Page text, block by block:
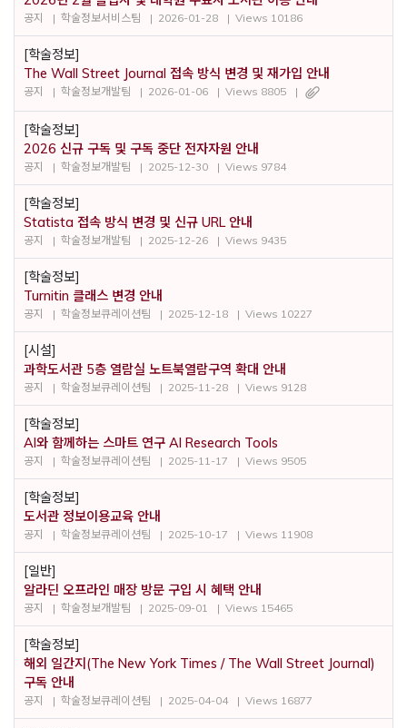
공지 학술정보서비스팀 2026-01-28 Views 10186
[학술정보]
The Wall Street Journal 접속 방식 변경 및 재가입 안내
공지 학술정보개발팀 2026-01-06 Views 8805
[학술정보]
2026 신규 구독 및 구독 중단 전자자원 안내
공지 학술정보개발팀 2025-12-30 Views 9784
[학술정보]
Statista 접속 방식 변경 및 신규 URL 안내
공지 학술정보개발팀 2025-12-26 Views 9435
[학술정보]
Turnitin 클래스 변경 안내
공지 학술정보큐레이션팀 2025-12-18 Views 10227
[시설]
과학도서관 5층 열람실 노트북열람구역 확대 안내
공지 학술정보큐레이션팀 2025-11-28 Views 9128
[학술정보]
AI와 함께하는 스마트 연구 AI Research Tools
공지 학술정보큐레이션팀 2025-11-17 Views 9505
[학술정보]
도서관 정보이용교육 안내
공지 학술정보큐레이션팀 2025-10-17 Views 11908
[일반]
알라딘 오프라인 매장 방문 구입 시 혜택 안내
공지 학술정보개발팀 2025-09-01 Views 15465
[학술정보]
해외 일간지(The New York Times / The Wall Street Journal)
구독 안내
공지 학술정보큐레이션팀 2025-04-04 Views 16877